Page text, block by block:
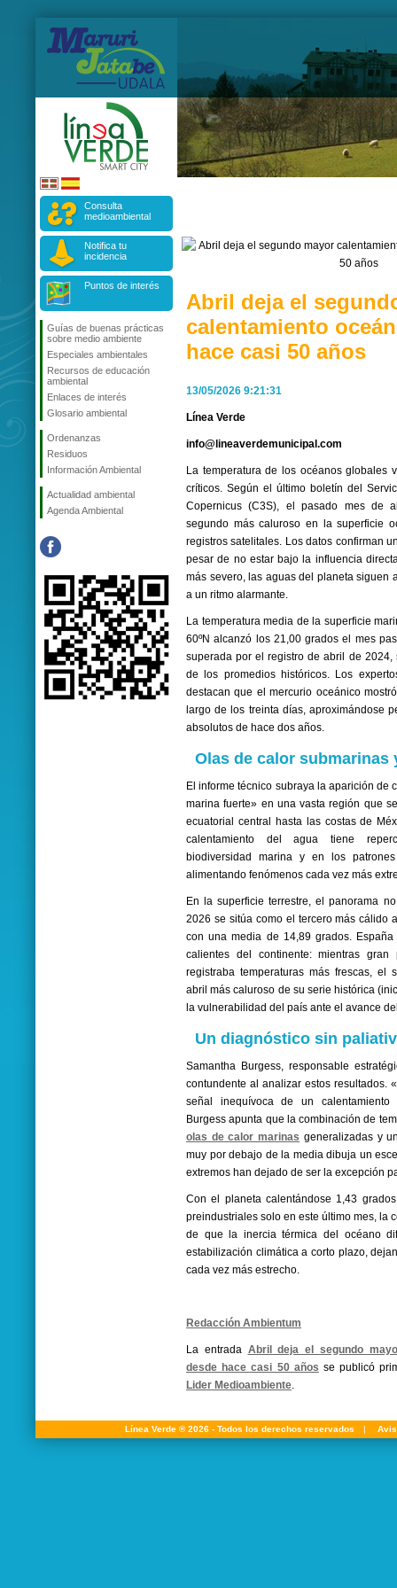
Consulta
medioambiental
Notifica tu
incidencia
Puntos de interés
Guías de buenas prácticas
sobre medio ambiente
Especiales ambientales
Recursos de educación
ambiental
Enlaces de interés
Glosario ambiental
Ordenanzas
Residuos
Información Ambiental
Actualidad ambiental
Agenda Ambiental
Abril deja el
calentamiento
hace casi 50 años
13/05/2026 9:21:31
Línea Verde
info@lineaverdemunicipal.com
La temperatura de los océanos globales
críticos. Según el último boletín del
Copernicus (C3S), el pasado mes de
segundo más caluroso en la superficie
registros satelitales. Los datos confirman
pesar de no estar bajo la influencia
más severo, las aguas del planeta siguen
a un ritmo alarmante.
La temperatura media de la superficie
60ºN alcanzó los 21,00 grados el mes
superada por el registro de abril de 2024,
de los promedios históricos. Los
destacan que el mercurio oceánico
largo de los treinta días, aproximándose
absolutos de hace dos años.
Olas de calor submarinas
El informe técnico subraya la aparición de
marina fuerte» en una vasta región que
ecuatorial central hasta las costas de
calentamiento del agua tiene
biodiversidad marina y en los patrones
alimentando fenómenos cada vez más
En la superficie terrestre, el panorama
2026 se sitúa como el tercero más cálido
con una media de 14,89 grados.
calientes del continente: mientras
registraba temperaturas más frescas, el
abril más caluroso de su serie histórica
la vulnerabilidad del país ante el avance
Un diagnóstico sin
Samantha Burgess, responsable
contundente al analizar estos resultados.
señal inequívoca de un calentamiento
Burgess apunta que la combinación de
olas de calor marinas generalizadas y
muy por debajo de la media dibuja un
extremos han dejado de ser la excepción
Con el planeta calentándose 1,43
preindustriales solo en este último mes, la
de que la inercia térmica del océano
estabilización climática a corto plazo,
cada vez más estrecho.
Redacción Ambientum
La entrada Abril deja el segundo
desde hace casi 50 años se publicó
Lider Medioambiente.
Línea Verde ® 2026 - Todos los derechos reservados |